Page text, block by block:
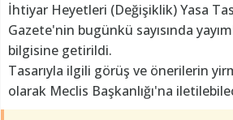
İhtiyar Heyetleri (Değişiklik) Yasa
Gazete'nin bugünkü sayısında
bilgisine getirildi.
Tasarıyla ilgili görüş ve önerilerin
olarak Meclis Başkanlığı'na